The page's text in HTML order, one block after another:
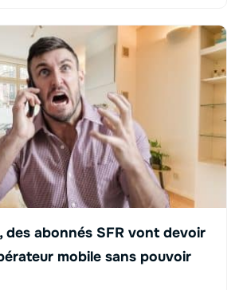
des abonnés SFR vont devoir
mobile sans pouvoir